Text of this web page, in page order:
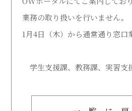
業務の取り扱いを行いません。
1月4日（木）から通常通り窓口
学生支援課、教務課、実習支